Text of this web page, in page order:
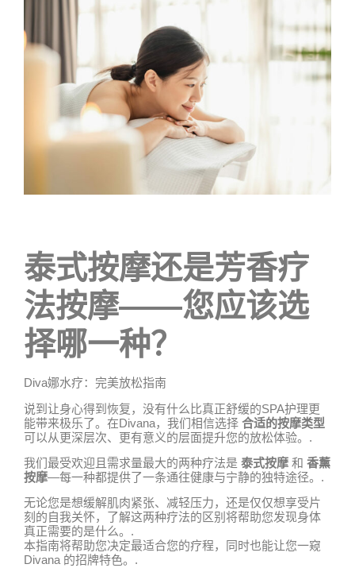
泰式按摩还是芳香疗
法按摩——您应该选
择哪一种？
Diva娜水疗：完美放松指南
说到让身心得到恢复，没有什么比真正舒缓的SPA护理更
能带来极乐了。在Divana，我们相信选择 合适的按摩类型
可以从更深层次、更有意义的层面提升您的放松体验。.
我们最受欢迎且需求量最大的两种疗法是 泰式按摩 和 香薰
按摩—每一种都提供了一条通往健康与宁静的独特途径。.
无论您是想缓解肌肉紧张、减轻压力，还是仅仅想享受片
刻的自我关怀，了解这两种疗法的区别将帮助您发现身体
真正需要的是什么。.
本指南将帮助您决定最适合您的疗程，同时也能让您一窥
Divana 的招牌特色。.